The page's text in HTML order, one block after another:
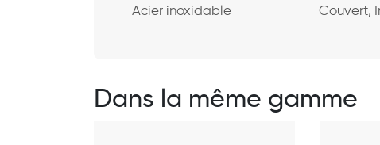
Acier inoxidable Couvert,
Dans la même gamme